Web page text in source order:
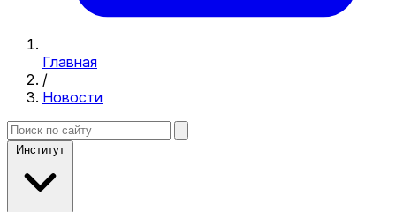
Главная
/
Новости
Институт